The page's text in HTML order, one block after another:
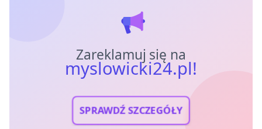
Zareklamuj się na
myslowicki24.pl!
SPRAWDŹ SZCZEGÓŁY